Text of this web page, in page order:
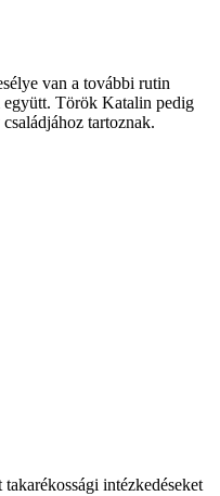
van a további rutin
együtt. Török Katalin pedig
tartoznak.
intézkedéseket